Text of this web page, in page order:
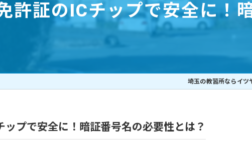
許証のICチップで安全に！
埼玉の教習所ならイツ
ップで安全に！暗証番号名の必要性とは？